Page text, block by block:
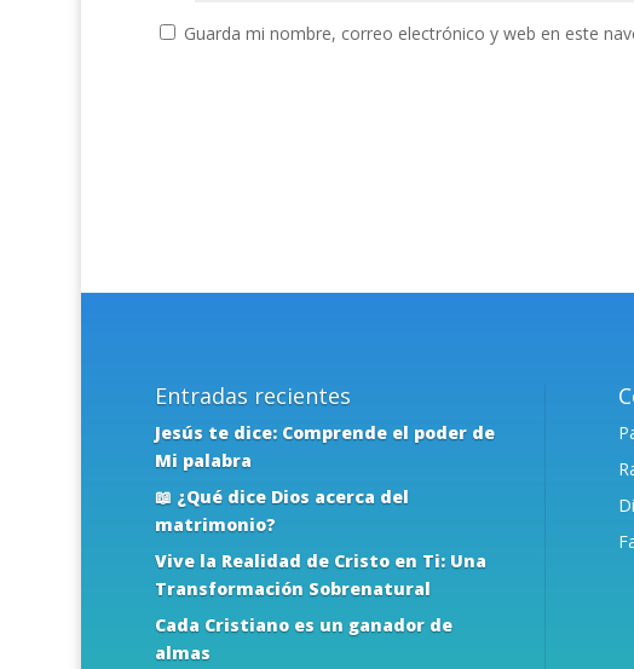
Guarda mi nombre, correo electrónico y web en este
Entradas recientes
Jesús te dice: Comprende el poder de
Mi palabra
📖 ¿Qué dice Dios acerca del
matrimonio?
Vive la Realidad de Cristo en Ti: Una
Transformación Sobrenatural
Cada Cristiano es un ganador de
almas